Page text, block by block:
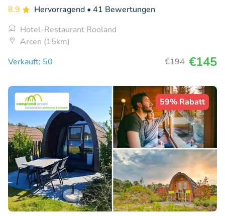
8.9 Hervorragend • 41 Bewertungen
Hotel-Restaurant Rooland
Arcen (15km)
Verkauft: 50
€194 €145
59% Rabatt